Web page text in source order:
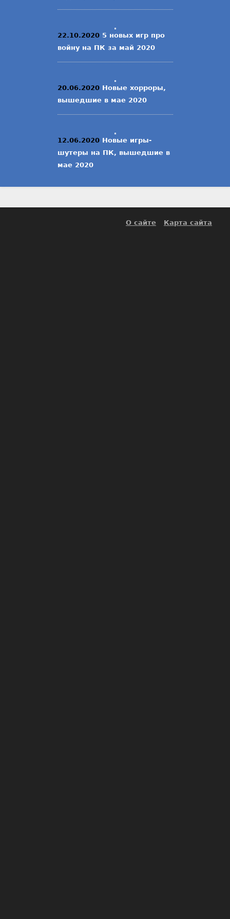
22.10.2020 5 новых игр про
войну на ПК за май 2020
20.06.2020 Новые хорроры,
вышедшие в мае 2020
12.06.2020 Новые игры-
шутеры на ПК, вышедшие в
мае 2020
О сайте Карта сайта